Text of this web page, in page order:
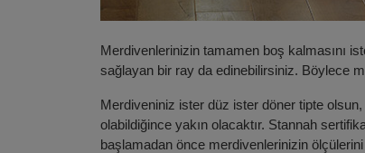
Merdivenlerinizin tamamen boş kalmasını
sağlayan bir ray da edinebilirsiniz. Böylece
Merdiveniniz ister düz ister döner tipte
olabildiğince yakın olacaktır. Stannah
başlamadan önce merdivenlerinizin